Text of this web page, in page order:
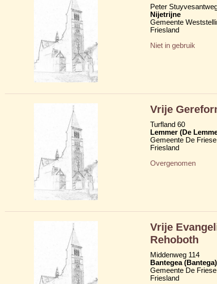
Peter
Nijetrijne
Gemeente
Friesland
Niet in gebruik
Vrije
Turfland 60
Lemmer (De
Gemeente De
Friesland
Overgenomen
Vrije
Rehoboth
Middenweg 114
Bantegea (Bantega)
Gemeente De
Friesland